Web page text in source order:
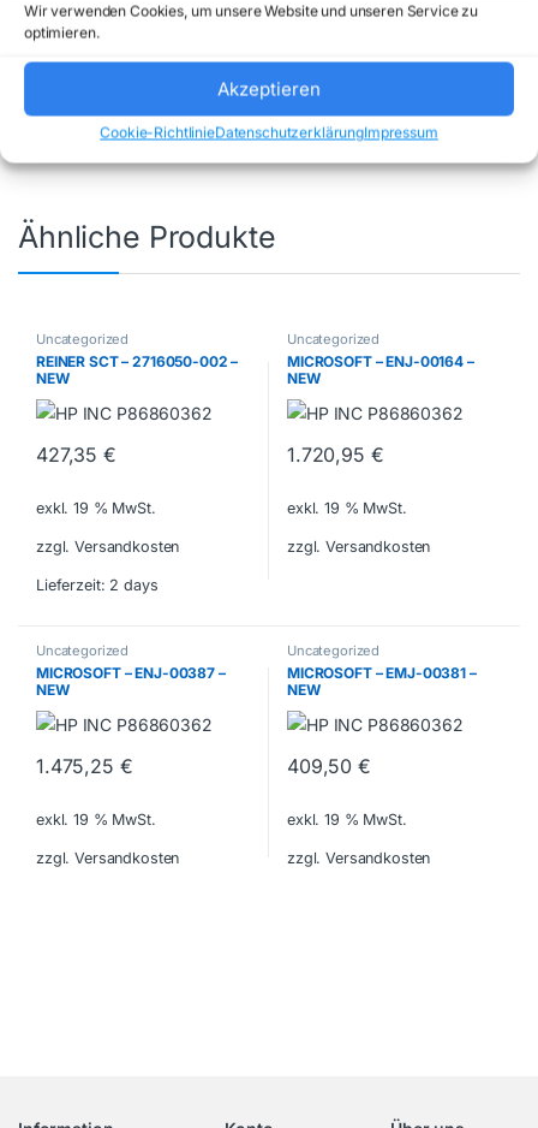
Wir verwenden Cookies, um unsere Website und unseren Service zu
optimieren.
Akzeptieren
Cookie-RichtlinieDatenschutzerklärungImpressum
Ähnliche Produkte
Uncategorized
REINER SCT – 2716050-002 –
NEW
427,35€
exkl. 19 % MwSt.
zzgl. Versandkosten
Lieferzeit: 2 days
Uncategorized
MICROSOFT – ENJ-00164 –
NEW
1.720,95 €
exkl. 19 % MwSt.
zzgl. Versandkosten
Uncategorized
MICROSOFT – ENJ-00387 –
NEW
1.475,25 €
exkl. 19 % MwSt.
zzgl. Versandkosten
Uncategorized
MICROSOFT – EMJ-00381 –
NEW
409,50€
exkl. 19 % MwSt.
zzgl. Versandkosten